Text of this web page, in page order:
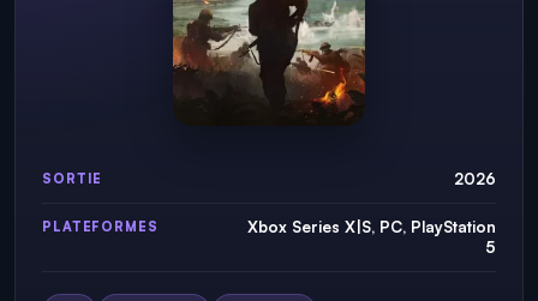
SORTIE 2026
PLATEFORMES
Xbox Series X|S, PC, PlayStation
5